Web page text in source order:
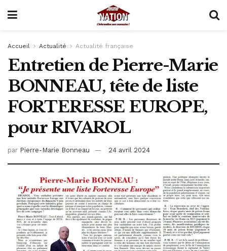
Accueil Actualité Actualité française
Entretien de Pierre-Marie
BONNEAU, tête de liste
FORTERESSE EUROPE,
pour RIVAROL
par Pierre-Marie Bonneau 24 avril 2024